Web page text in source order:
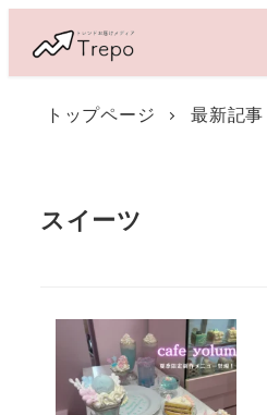
トップページ 最新記事
スイーツ